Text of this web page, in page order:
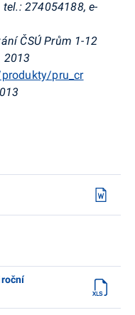
274054188, e-
ČSÚ Prům 1-12
2013
pru_cr